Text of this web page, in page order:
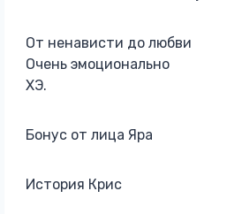
От ненависти до любви
Очень эмоционально
ХЭ.
Бонус от лица Яра
История Крис